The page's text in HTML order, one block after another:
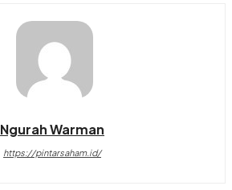
Ngurah Warman
https://pintarsaham.id/